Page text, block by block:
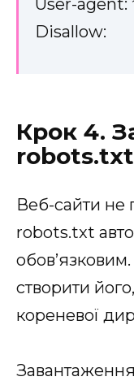
User-agent:
Disallow:
Крок 4.
robots.txt
Веб-сайти не
robots.txt
створити
кореневої